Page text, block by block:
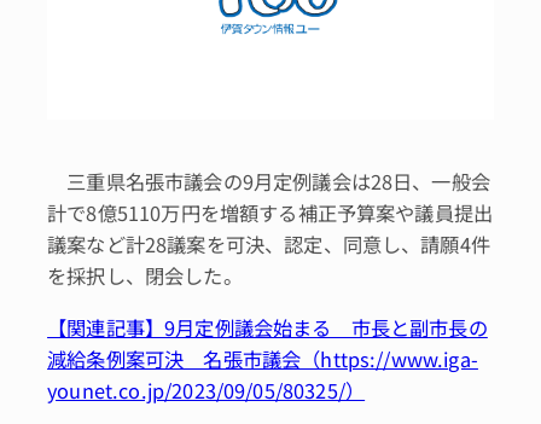
三重県名張市議会の9月定例議会は28日、一般会
計で8億5110万円を増額する補正予算案や議員提出
議案など計28議案を可決、認定、同意し、請願4件
を採択し、閉会した。
【関連記事】9月定例議会始まる 市長と副市長の
減給条例案可決 名張市議会（https://www.iga-
younet.co.jp/2023/09/05/80325/）